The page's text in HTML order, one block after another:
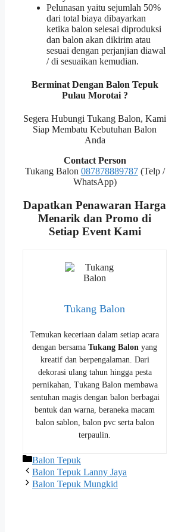
Pelunasan yaitu sejumlah 50%
dari total biaya dibayarkan
ketika balon selesai diproduksi
dan balon akan dikirim atau
sesuai dengan perjanjian diawal
/ di sesuaikan kemudian.
Berminat Dengan Balon Tepuk
Pulau Morotai ?
Segera Hubungi Tukang Balon, Kami
Siap Membatu Kebutuhan Balon
Anda
Contact Person
Tukang Balon 087878889787(Telp /
WhatsApp)
Dapatkan Penawaran Harga
Menarik dan Promo di
Setiap Event Kami
Tukang Balon
Temukan keceriaan dalam setiap acara
dengan bersamaTukang Balon yang
kreatif dan berpengalaman. Dari
dekorasi ulang tahun hingga pesta
pernikahan, Tukang Balon membawa
sentuhan magis dengan balon berbagai
bentuk dan warna, beraneka macam
balon sablon, balon pvc serta balon
terpaulin.
Kategori
Balon Tepuk
Balon Tepuk Lanny Jaya
Balon Tepuk Mungkid